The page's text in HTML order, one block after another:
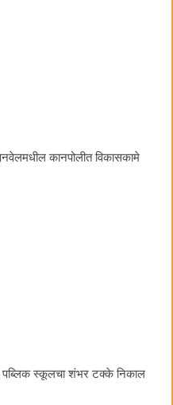
कानपोलीत विकासकामे
पब्लिक स्कूलचा शंभर टक्के निकाल